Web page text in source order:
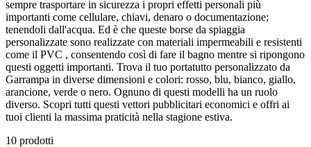
sempre trasportare in sicurezza i propri effetti personali più
importanti come cellulare, chiavi, denaro o documentazione;
tenendoli dall'acqua. Ed è che queste borse da spiaggia
personalizzate sono realizzate con materiali impermeabili e resistenti
come il PVC , consentendo così di fare il bagno mentre si ripongono
questi oggetti importanti. Trova il tuo portatutto personalizzato da
Garrampa in diverse dimensioni e colori: rosso, blu, bianco, giallo,
arancione, verde o nero. Ognuno di questi modelli ha un ruolo
diverso. Scopri tutti questi vettori pubblicitari economici e offri ai
tuoi clienti la massima praticità nella stagione estiva.
10 prodotti